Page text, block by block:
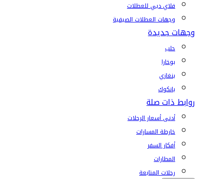
فلاي دبي للعطلات
وجهات العطلات الصيفية
وجهات جديدة
حلب
بوخارا
بنغازي
بانكوك
روابط ذات صلة
أدنى أسعار الرحلات
خارطة المسارات
أفكار السفر
المطارات
رحلات المتابعة